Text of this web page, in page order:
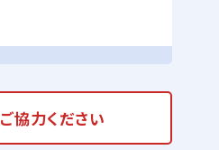
ご協力ください